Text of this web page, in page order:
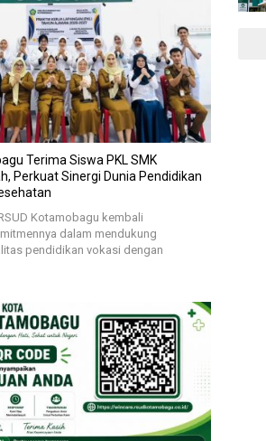
Terima Siswa PKL SMK
Perkuat Sinergi Dunia Pendidikan
Kotamobagu kembali
dalam mendukung
pendidikan vokasi dengan